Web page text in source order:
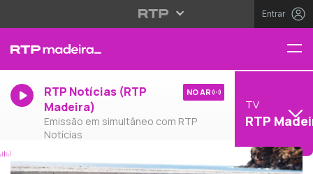
Entrar
RTP Notícias (RTP
Madeira)
Emissão em simultâneo com RTP
Notícias
NO AR
TV
RTP